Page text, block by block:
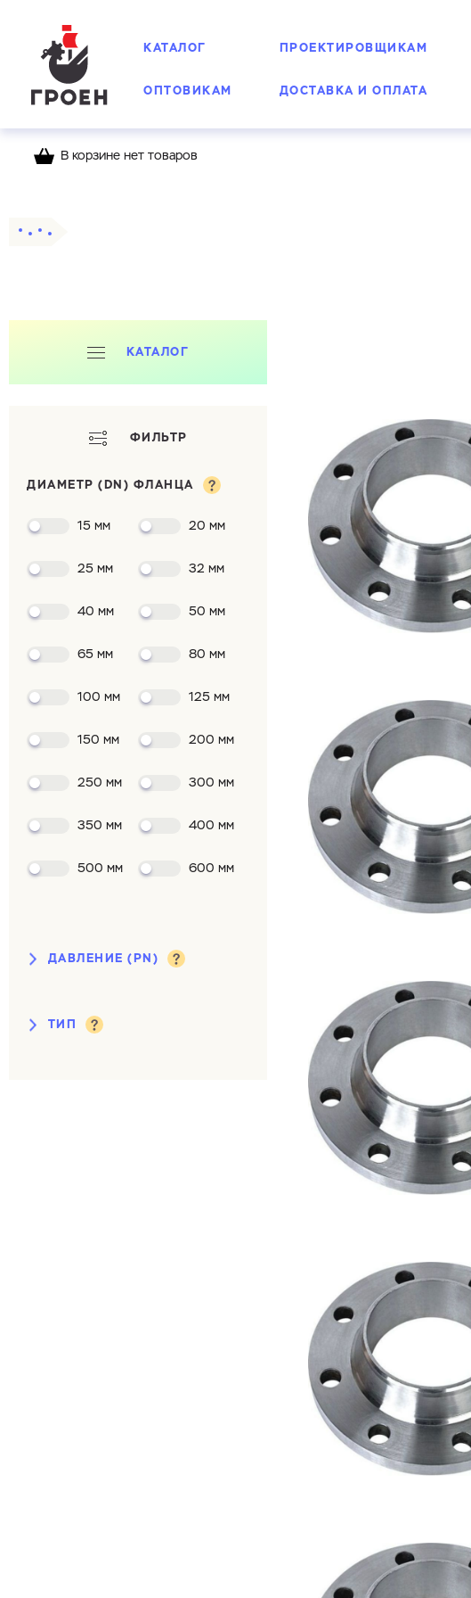
КАТАЛОГ
ОПТОВИКАМ
ПРОЕКТИРОВЩИКАМ
ДОСТАВКА И ОПЛАТА
В корзине нет товаров
КАТАЛОГ
ФИЛЬТР
ДИАМЕТР (DN) ФЛАНЦА
15 мм 20 мм
25 мм 32 мм
40 мм 50 мм
65 мм 80 мм
100 мм 125 мм
150 мм 200 мм
250 мм 300 мм
350 мм 400 мм
500 мм 600 мм
ДАВЛЕНИЕ (PN)
ТИП